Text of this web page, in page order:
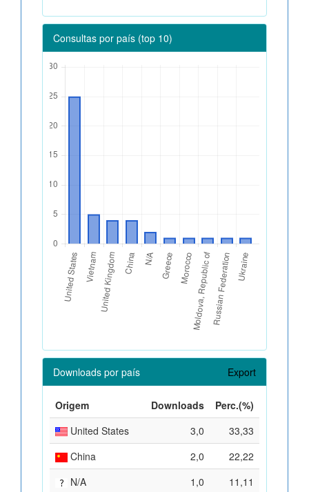
Consultas por país (top 10)
Downloads por país Export
Origem Downloads
Perc.(%)
United States
3,0
33,33
China
2,0
22,22
N/A
1,0
11,11